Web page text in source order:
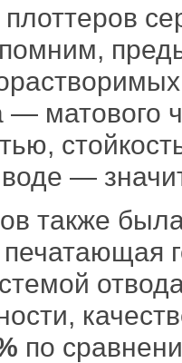
плоттеров
— матового
—
также
по